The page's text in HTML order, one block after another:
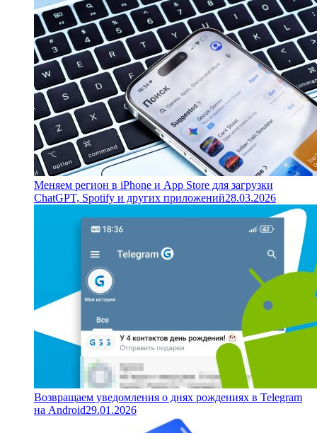
Меняем регион в iPhone и App Store для загрузки
ChatGPT, Spotify и других приложений28.03.2026
Возвращаем уведомления о днях рождениях в Telegram
на Android29.01.2026